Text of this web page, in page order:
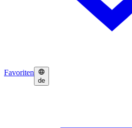
Favoriten
de